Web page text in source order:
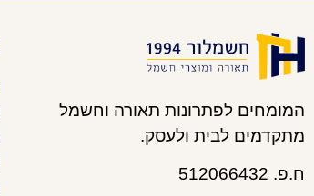
המומחים לפתרונות תאורה וחשמל
מתקדמים לבית ולעסק.
ח.פ. 512066432